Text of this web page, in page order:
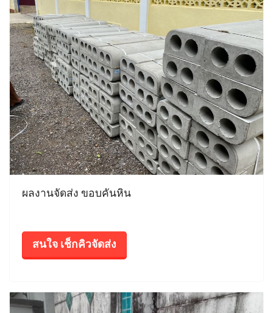
ผลงานจัดส่ง ขอบคันหิน
สนใจ เช็กคิวจัดส่ง